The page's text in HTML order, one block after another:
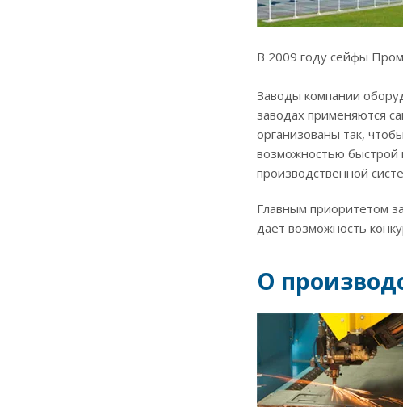
В 2009 году сейфы
Заводы компании
заводах применяются
организованы так,
возможностью быстрой
производственной
Главным приоритетом
дает возможность
О